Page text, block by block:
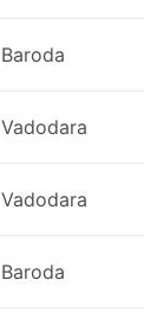
Baroda
Vadodara
Vadodara
Baroda